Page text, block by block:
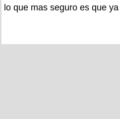
lo que mas seguro es que